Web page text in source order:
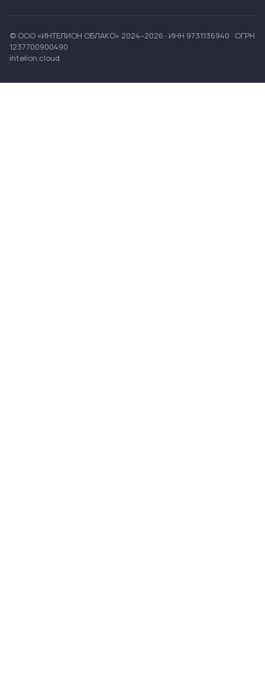
© ООО «ИНТЕЛИОН ОБЛАКО» 2024–2026 · ИНН 9731136940 · ОГРН
1237700900490
intelion.cloud